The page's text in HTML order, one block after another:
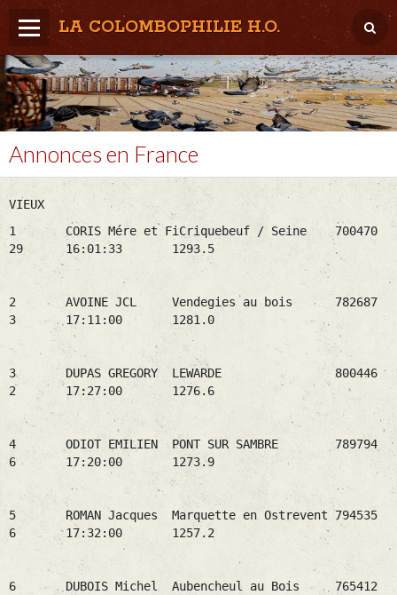
LA COLOMBOPHILIE H.O.
Home
Météo / Het weer
Lâcher / Los
Result. clubs, Provincial, (Inter)National
RFCB / KBDB
Annonces en France
VIEUX
1 CORIS Mére et FiCriquebeuf / Seine 700470
29 16:01:33 1293.5
2 AVOINE JCL Vendegies au bois 782687
3 17:11:00 1281.0
3 DUPAS GREGORY LEWARDE 800446
2 17:27:00 1276.6
4 ODIOT EMILIEN PONT SUR SAMBRE 789794
6 17:20:00 1273.9
5 ROMAN Jacques Marquette en Ostrevent 794535
6 17:32:00 1257.2
6 DUBOIS Michel Aubencheul au Bois 765412